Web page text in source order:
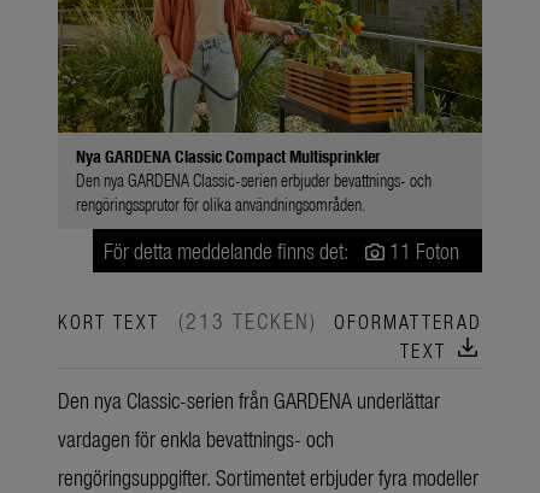
Nya GARDENA Classic Compact Multisprinkler
Den nya GARDENA Classic-serien erbjuder bevattnings- och
rengöringssprutor för olika användningsområden.
För detta meddelande finns det: 11 Foton
KORT TEXT (213 TECKEN)
OFORMATTERAD
TEXT download
Den nya Classic-serien från GARDENA underlättar
vardagen för enkla bevattnings- och
rengöringsuppgifter. Sortimentet erbjuder fyra modeller